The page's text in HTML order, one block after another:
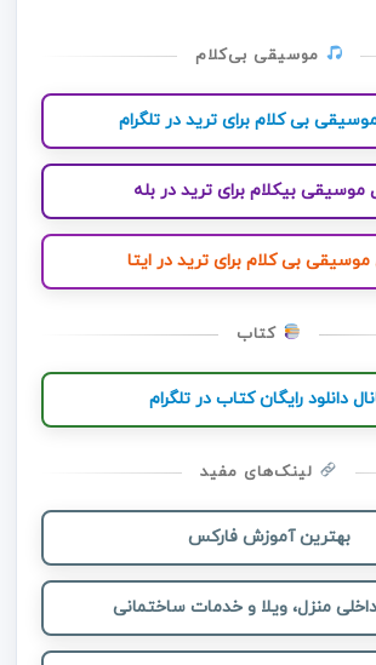
موسیقی بی‌کلام
بی کلام برای ترید در تلگرام
موسیقی بیکلام برای ترید در بله
موسیقی بی کلام برای ترید در ایتا
کتاب
دانلود رایگان کتاب در تلگرام
لینک‌های مفید
بهترین آموزش فارکس
منزل، ویلا و خدمات ساختمانی